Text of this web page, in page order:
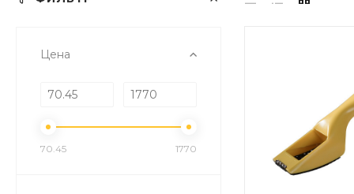
Цена
70.45 1770